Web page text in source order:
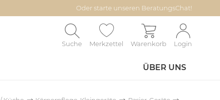
Oder starte unseren BeratungsChat!
Suche Merkzettel Warenkorb Login
ÜBER UNS